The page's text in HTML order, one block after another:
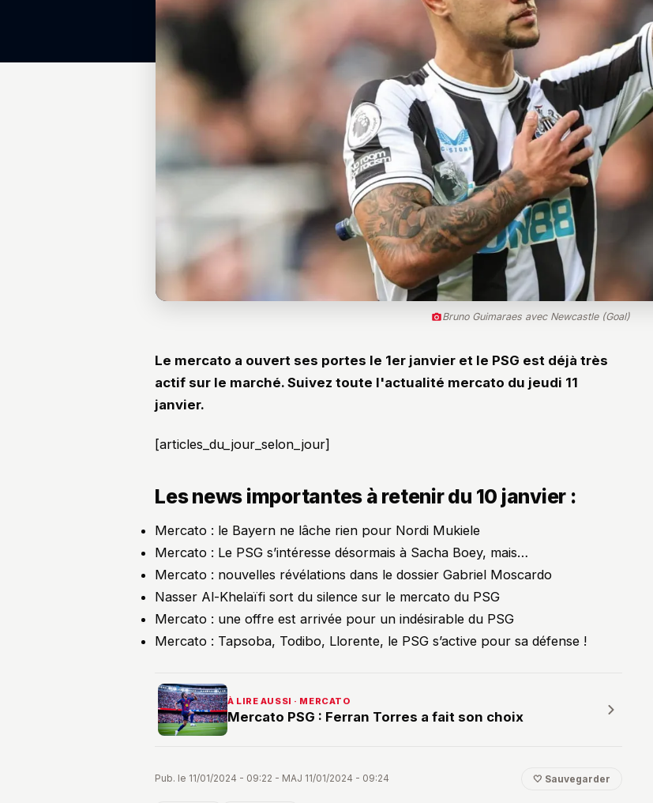
Bruno Guimaraes avec Newcastle (Goal)
Le mercato a ouvert ses portes le 1er janvier et le PSG est déjà très
actif sur le marché. Suivez toute l'actualité mercato du jeudi 11
janvier.
[articles_du_jour_selon_jour]
Les news importantes à retenir du 10 janvier :
Mercato : le Bayern ne lâche rien pour Nordi Mukiele
Mercato : Le PSG s’intéresse désormais à Sacha Boey, mais…
Mercato : nouvelles révélations dans le dossier Gabriel Moscardo
Nasser Al-Khelaïfi sort du silence sur le mercato du PSG
Mercato : une offre est arrivée pour un indésirable du PSG
Mercato : Tapsoba, Todibo, Llorente, le PSG s’active pour sa défense !
À LIRE AUSSI · MERCATO
Mercato PSG : Ferran Torres a fait son choix
Pub. le 11/01/2024 - 09:22 - MAJ 11/01/2024 - 09:24 🤍 Sauvegarder